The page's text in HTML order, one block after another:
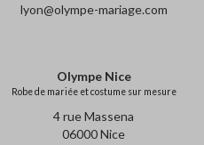
lyon@olympe-mariage.com
Olympe Nice
Robe de mariée et costume sur mesure
4 rue Massena
06000 Nice